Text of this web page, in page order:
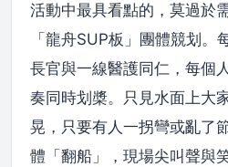
活動中最具看點的，莫過於
「龍舟SUP板」團體競划。
長官與一線醫護同仁，每個
奏同時划槳。只見水面上大
晃，只要有人一拐彎或亂了
體「翻船」，現場尖叫聲與